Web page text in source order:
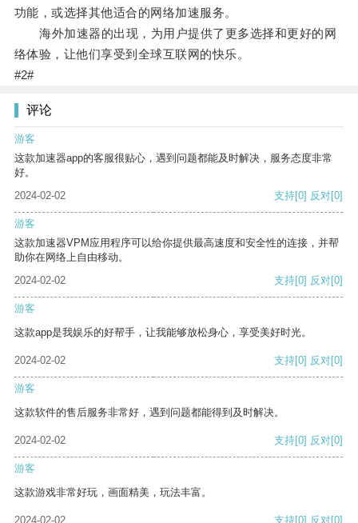
功能，或选择其他适合的网络加速服务。
海外加速器的出现，为用户提供了更多选择和更好的网
络体验，让他们享受到全球互联网的快乐。
#2#
评论
游客
这款加速器app的客服很贴心，遇到问题都能及时解决，服务态度非常
好。
2024-02-02
支持[0] 反对[0]
游客
这款加速器VPM应用程序可以给你提供最高速度和安全性的连接，并帮
助你在网络上自由移动。
2024-02-02
支持[0] 反对[0]
游客
这款app是我娱乐的好帮手，让我能够放松身心，享受美好时光。
2024-02-02 支持[0] 反对[0]
游客
这款软件的售后服务非常好，遇到问题都能得到及时解决。
2024-02-02 支持[0] 反对[0]
游客
这款游戏非常好玩，画面精美，玩法丰富。
2024-02-02 支持[0] 反对[0]